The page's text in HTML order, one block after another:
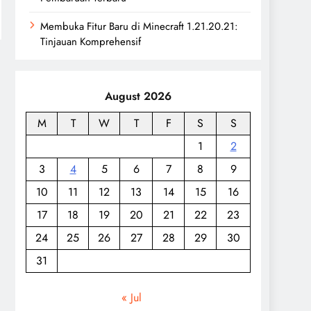
Membuka Fitur Baru di Minecraft 1.21.20.21:
Tinjauan Komprehensif
August 2026
M
T W T F S
S
1
2
3
4 5 6 7 8
9
10
11 12 13 14 15
16
17
18 19 20 21 22
23
24
25 26 27 28 29
30
31
« Jul